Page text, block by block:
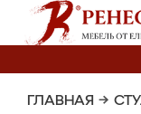
ГЛАВНАЯ →